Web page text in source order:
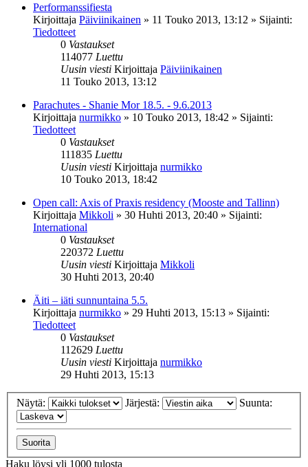
Performanssifiesta
Kirjoittaja Päiviinikainen » 11 Touko 2013, 13:12 » Sijainti:
Tiedotteet
0 Vastaukset
114077 Luettu
Uusin viesti Kirjoittaja Päiviinikainen
11 Touko 2013, 13:12
Parachutes - Shanie Mor 18.5. - 9.6.2013
Kirjoittaja nurmikko » 10 Touko 2013, 18:42 » Sijainti:
Tiedotteet
0 Vastaukset
111835 Luettu
Uusin viesti Kirjoittaja nurmikko
10 Touko 2013, 18:42
Open call: Axis of Praxis residency (Mooste and Tallinn)
Kirjoittaja Mikkoli » 30 Huhti 2013, 20:40 » Sijainti:
International
0 Vastaukset
220372 Luettu
Uusin viesti Kirjoittaja Mikkoli
30 Huhti 2013, 20:40
Äiti – iäti sunnuntaina 5.5.
Kirjoittaja nurmikko » 29 Huhti 2013, 15:13 » Sijainti:
Tiedotteet
0 Vastaukset
112629 Luettu
Uusin viesti Kirjoittaja nurmikko
29 Huhti 2013, 15:13
Näytä: Järjestä: Suunta:
Haku löysi yli 1000 tulosta